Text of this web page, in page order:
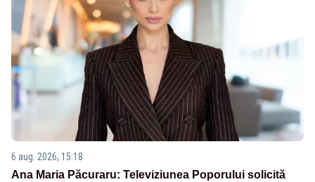
6 aug. 2026, 15:18
Ana Maria Păcuraru: Televiziunea Poporului solicită